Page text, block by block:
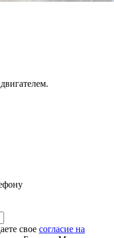
свое согласие на